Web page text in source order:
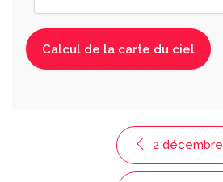
2 décembre